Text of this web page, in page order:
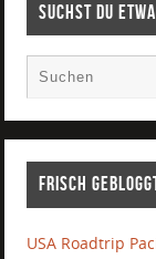
Suchst Du
Frisch
USA Roadtrip